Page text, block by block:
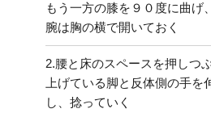
もう一方の膝を９０度に曲げ
腕は胸の横で開いておく
2.腰と床のスペースを押しつ
上げている脚と反体側の手を
し、捻っていく